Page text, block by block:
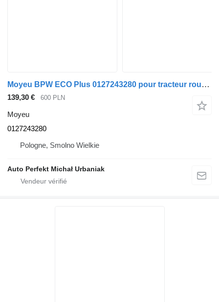
Moyeu BPW ECO Plus 0127243280 pour tracteur routier
139,30 € 600 PLN
Moyeu
0127243280
Pologne, Smolno Wielkie
Auto Perfekt Michał Urbaniak